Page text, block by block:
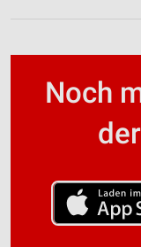
Noch